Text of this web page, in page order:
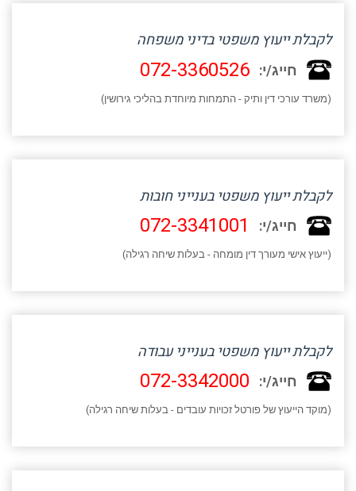
לקבלת ייעוץ משפטי בדיני משפחה
חייג/י: 072-3360526
(משרד עורכי דין ותיק - התמחות מיוחדת בהליכי גירושין)
לקבלת ייעוץ משפטי בענייני חובות
חייג/י: 072-3341001
(ייעוץ אישי מעורך דין מומחה - בעלות שיחה רגילה)
לקבלת ייעוץ משפטי בענייני עבודה
חייג/י: 072-3342000
(מוקד הייעוץ של פורטל זכויות עובדים - בעלות שיחה רגילה)